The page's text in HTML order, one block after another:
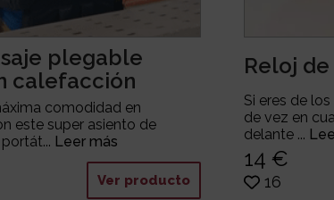
plegable
calefacción
comodidad en
este super asiento de
Leer más
Ver producto
Reloj
Si eres de
de vez en
delante ...
14 €
16